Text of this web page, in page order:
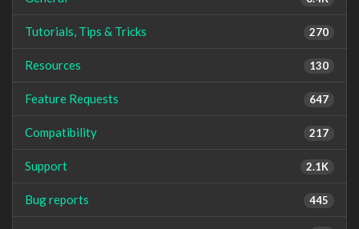
270
Tutorials, Tips & Tricks
130
Resources
647
Feature Requests
217
Compatibility
2.1K
Support
445
Bug reports